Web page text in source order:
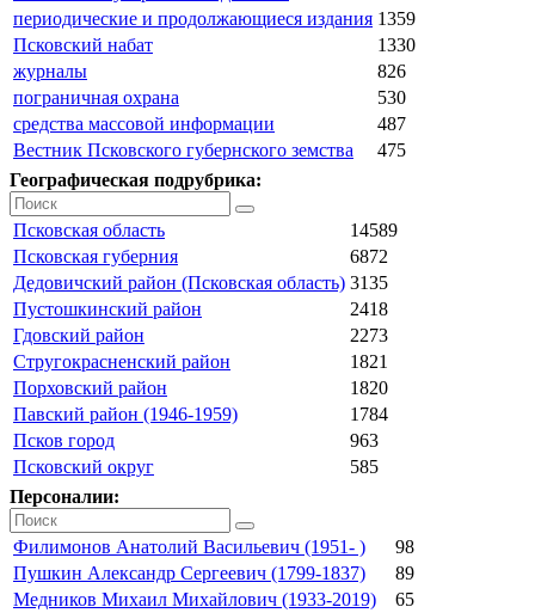
периодические и продолжающиеся издания 1359
Псковский набат
1330
журналы
826
пограничная охрана
530
средства массовой информации
487
Вестник Псковского губернского земства
475
Географическая подрубрика:
Псковская область
14589
Псковская губерния
6872
Дедовичский район (Псковская область) 3135
Пустошкинский район
2418
Гдовский район
2273
Стругокрасненский район
1821
Порховский район
1820
Павский район (1946-1959)
1784
Псков город
963
Псковский округ
585
Персоналии:
Филимонов Анатолий Васильевич (1951- )
98
Пушкин Александр Сергеевич (1799-1837)
89
Медников Михаил Михайлович (1933-2019)
65